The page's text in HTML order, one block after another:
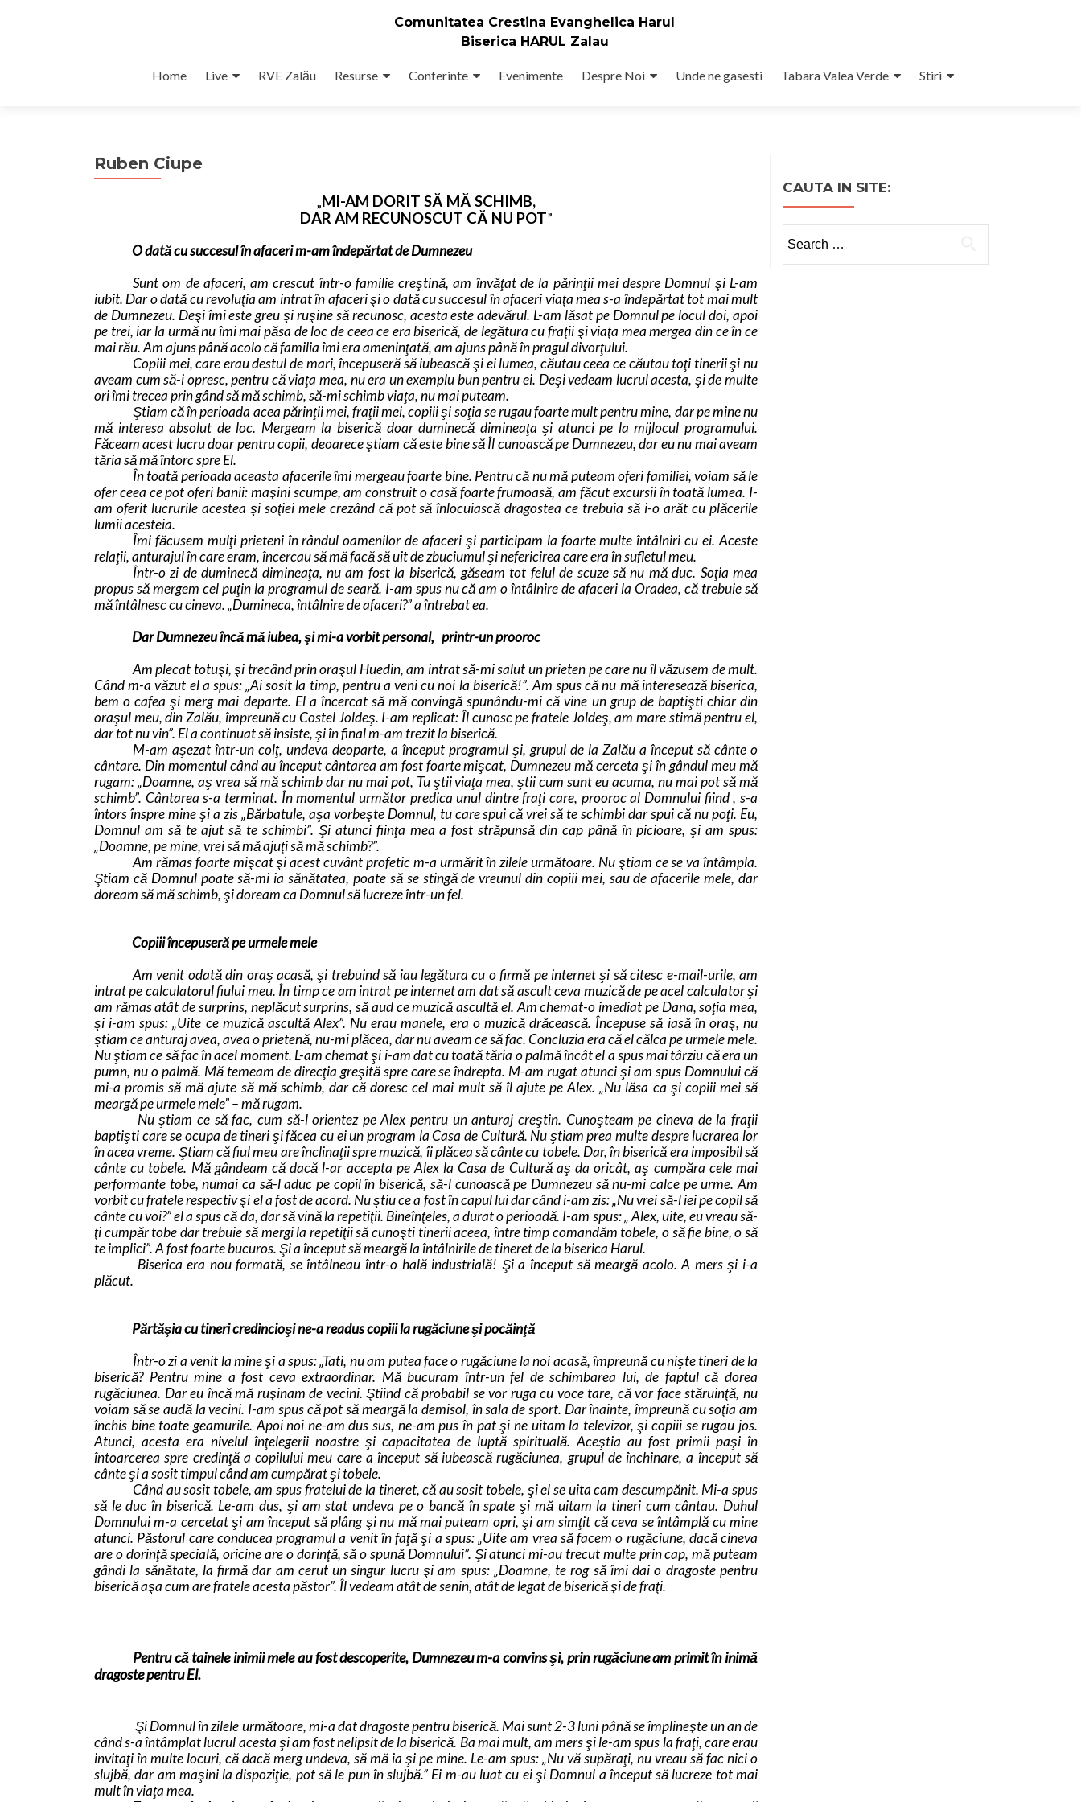
Comunitatea Crestina Evanghelica Harul
Biserica HARUL Zalau
Home Live RVE Zalău Resurse Conferinte Evenimente Despre Noi Unde ne gasesti Tabara Valea Verde Stiri
Ruben Ciupe
„MI-AM DORIT SĂ MĂ SCHIMB,
DAR AM RECUNOSCUT CĂ NU POT”
O dată cu succesul în afaceri m-am îndepărtat de Dumnezeu
Sunt om de afaceri, am crescut într-o familie creştină, am învăţat de la părinţii mei despre Domnul şi L-am
iubit. Dar o dată cu revoluţia am intrat în afaceri şi o dată cu succesul în afaceri viaţa mea s-a îndepărtat tot mai mult
de Dumnezeu. Deşi îmi este greu şi ruşine să recunosc, acesta este adevărul. L-am lăsat pe Domnul pe locul doi, apoi
pe trei, iar la urmă nu îmi mai păsa de loc de ceea ce era biserică, de legătura cu fraţii şi viaţa mea mergea din ce în ce
mai rău. Am ajuns până acolo că familia îmi era ameninţată, am ajuns până în pragul divorţului.
Copiii mei, care erau destul de mari, începuseră să iubească şi ei lumea, căutau ceea ce căutau toţi tinerii şi nu
aveam cum să-i opresc, pentru că viaţa mea, nu era un exemplu bun pentru ei. Deşi vedeam lucrul acesta, şi de multe
ori îmi trecea prin gând să mă schimb, să-mi schimb viaţa, nu mai puteam.
Ştiam că în perioada acea părinţii mei, fraţii mei, copiii şi soţia se rugau foarte mult pentru mine, dar pe mine nu
mă interesa absolut de loc. Mergeam la biserică doar duminecă dimineaţa şi atunci pe la mijlocul programului.
Făceam acest lucru doar pentru copii, deoarece ştiam că este bine să Îl cunoască pe Dumnezeu, dar eu nu mai aveam
tăria să mă întorc spre El.
În toată perioada aceasta afacerile îmi mergeau foarte bine. Pentru că nu mă puteam oferi familiei, voiam să le
ofer ceea ce pot oferi banii: maşini scumpe, am construit o casă foarte frumoasă, am făcut excursii în toată lumea. I-
am oferit lucrurile acestea şi soţiei mele crezând că pot să înlocuiască dragostea ce trebuia să i-o arăt cu plăcerile
lumii acesteia.
Îmi făcusem mulţi prieteni în rândul oamenilor de afaceri şi participam la foarte multe întâlniri cu ei. Aceste
relaţii, anturajul în care eram, încercau să mă facă să uit de zbuciumul şi nefericirea care era în sufletul meu.
Într-o zi de duminecă dimineaţa, nu am fost la biserică, găseam tot felul de scuze să nu mă duc. Soţia mea
propus să mergem cel puţin la programul de seară. I-am spus nu că am o întâlnire de afaceri la Oradea, că trebuie să
mă întâlnesc cu cineva. „Dumineca, întâlnire de afaceri?” a întrebat ea.
Dar Dumnezeu încă mă iubea, şi mi-a vorbit personal, printr-un prooroc
Am plecat totuşi, şi trecând prin oraşul Huedin, am intrat să-mi salut un prieten pe care nu îl văzusem de mult.
Când m-a văzut el a spus: „Ai sosit la timp, pentru a veni cu noi la biserică!”. Am spus că nu mă interesează biserica,
bem o cafea şi merg mai departe. El a încercat să mă convingă spunându-mi că vine un grup de baptişti chiar din
oraşul meu, din Zalău, împreună cu Costel Joldeş. I-am replicat: Îl cunosc pe fratele Joldeş, am mare stimă pentru el,
dar tot nu vin”. El a continuat să insiste, şi în final m-am trezit la biserică.
M-am aşezat într-un colţ, undeva deoparte, a început programul şi, grupul de la Zalău a început să cânte o
cântare. Din momentul când au început cântarea am fost foarte mişcat, Dumnezeu mă cerceta şi în gândul meu mă
rugam: „Doamne, aş vrea să mă schimb dar nu mai pot, Tu ştii viaţa mea, ştii cum sunt eu acuma, nu mai pot să mă
schimb”. Cântarea s-a terminat. În momentul următor predica unul dintre fraţi care, prooroc al Domnului fiind , s-a
întors înspre mine şi a zis „Bărbatule, aşa vorbeşte Domnul, tu care spui că vrei să te schimbi dar spui că nu poţi. Eu,
Domnul am să te ajut să te schimbi”. Şi atunci fiinţa mea a fost străpunsă din cap până în picioare, şi am spus:
„Doamne, pe mine, vrei să mă ajuţi să mă schimb?”.
Am rămas foarte mişcat şi acest cuvânt profetic m-a urmărit în zilele următoare. Nu ştiam ce se va întâmpla.
Ştiam că Domnul poate să-mi ia sănătatea, poate să se stingă de vreunul din copiii mei, sau de afacerile mele, dar
doream să mă schimb, şi doream ca Domnul să lucreze într-un fel.
Copiii începuseră pe urmele mele
Am venit odată din oraş acasă, şi trebuind să iau legătura cu o firmă pe internet şi să citesc e-mail-urile, am
intrat pe calculatorul fiului meu. În timp ce am intrat pe internet am dat să ascult ceva muzică de pe acel calculator şi
am rămas atât de surprins, neplăcut surprins, să aud ce muzică ascultă el. Am chemat-o imediat pe Dana, soţia mea,
şi i-am spus: „Uite ce muzică ascultă Alex”. Nu erau manele, era o muzică drăcească. Începuse să iasă în oraş, nu
ştiam ce anturaj avea, avea o prietenă, nu-mi plăcea, dar nu aveam ce să fac. Concluzia era că el călca pe urmele mele.
Nu ştiam ce să fac în acel moment. L-am chemat şi i-am dat cu toată tăria o palmă încât el a spus mai târziu că era un
pumn, nu o palmă. Mă temeam de direcţia greşită spre care se îndrepta. M-am rugat atunci şi am spus Domnului că
mi-a promis să mă ajute să mă schimb, dar că doresc cel mai mult să îl ajute pe Alex. „Nu lăsa ca şi copiii mei să
meargă pe urmele mele” – mă rugam.
Nu ştiam ce să fac, cum să-l orientez pe Alex pentru un anturaj creştin. Cunoşteam pe cineva de la fraţii
baptişti care se ocupa de tineri şi făcea cu ei un program la Casa de Cultură. Nu ştiam prea multe despre lucrarea lor
în acea vreme. Ştiam că fiul meu are înclinaţii spre muzică, îi plăcea să cânte cu tobele. Dar, în biserică era imposibil să
cânte cu tobele. Mă gândeam că dacă l-ar accepta pe Alex la Casa de Cultură aş da oricât, aş cumpăra cele mai
performante tobe, numai ca să-l aduc pe copil în biserică, să-l cunoască pe Dumnezeu să nu-mi calce pe urme. Am
vorbit cu fratele respectiv şi el a fost de acord. Nu ştiu ce a fost în capul lui dar când i-am zis: „Nu vrei să-l iei pe copil să
cânte cu voi?” el a spus că da, dar să vină la repetiţii. Bineînţeles, a durat o perioadă. I-am spus: „ Alex, uite, eu vreau să-
ţi cumpăr tobe dar trebuie să mergi la repetiţii să cunoşti tinerii aceea, între timp comandăm tobele, o să fie bine, o să
te implici”. A fost foarte bucuros. Şi a început să meargă la întâlnirile de tineret de la biserica Harul.
Biserica era nou formată, se întâlneau într-o hală industrială! Şi a început să meargă acolo. A mers şi i-a
plăcut.
Părtăşia cu tineri credincioşi ne-a readus copiii la rugăciune şi pocăinţă
Într-o zi a venit la mine şi a spus: „Tati, nu am putea face o rugăciune la noi acasă, împreună cu nişte tineri de la
biserică? Pentru mine a fost ceva extraordinar. Mă bucuram într-un fel de schimbarea lui, de faptul că dorea
rugăciunea. Dar eu încă mă ruşinam de vecini. Ştiind că probabil se vor ruga cu voce tare, că vor face stăruinţă, nu
voiam să se audă la vecini. I-am spus că pot să meargă la demisol, în sala de sport. Dar înainte, împreună cu soţia am
închis bine toate geamurile. Apoi noi ne-am dus sus, ne-am pus în pat şi ne uitam la televizor, şi copiii se rugau jos.
Atunci, acesta era nivelul înţelegerii noastre şi capacitatea de luptă spirituală. Aceştia au fost primii paşi în
întoarcerea spre credinţă a copilului meu care a început să iubească rugăciunea, grupul de închinare, a început să
cânte şi a sosit timpul când am cumpărat şi tobele.
Când au sosit tobele, am spus fratelui de la tineret, că au sosit tobele, şi el se uita cam descumpănit. Mi-a spus
să le duc în biserică. Le-am dus, şi am stat undeva pe o bancă în spate şi mă uitam la tineri cum cântau. Duhul
Domnului m-a cercetat şi am început să plâng şi nu mă mai puteam opri, şi am simţit că ceva se întâmplă cu mine
atunci. Păstorul care conducea programul a venit în faţă şi a spus: „Uite am vrea să facem o rugăciune, dacă cineva
are o dorinţă specială, oricine are o dorinţă, să o spună Domnului”. Şi atunci mi-au trecut multe prin cap, mă puteam
gândi la sănătate, la firmă dar am cerut un singur lucru şi am spus: „Doamne, te rog să îmi dai o dragoste pentru
biserică aşa cum are fratele acesta păstor”. Îl vedeam atât de senin, atât de legat de biserică şi de fraţi.
Pentru că tainele inimii mele au fost descoperite, Dumnezeu m-a convins şi, prin rugăciune am primit în inimă
dragoste pentru El.
Şi Domnul în zilele următoare, mi-a dat dragoste pentru biserică. Mai sunt 2-3 luni până se împlineşte un an de
când s-a întâmplat lucrul acesta şi am fost nelipsit de la biserică. Ba mai mult, am mers şi le-am spus la fraţi, care erau
invitaţi în multe locuri, că dacă merg undeva, să mă ia şi pe mine. Le-am spus: „Nu vă supăraţi, nu vreau să fac nici o
slujbă, dar am maşini la dispoziţie, pot să le pun în slujbă.” Ei m-au luat cu ei şi Domnul a început să lucreze tot mai
mult în viaţa mea.
CAUTA IN SITE:
for: